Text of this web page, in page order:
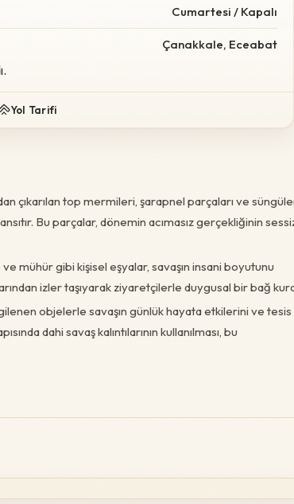
Cumartesi / Kapalı
Çanakkale, Eceabat
Yol Tarifi
çıkarılan top mermileri, şarapnel parçaları ve
Bu parçalar, dönemin acımasız gerçekliğinin
mühür gibi kişisel eşyalar, savaşın insani boyutunu
izler taşıyarak ziyaretçilerle duygusal bir bağ
objelerle savaşın günlük hayata etkilerini ve tesis
dahi savaş kalıntılarının kullanılması, bu